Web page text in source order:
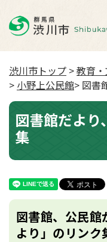
渋川市トップ >教育
> 小野上公民館> 図書
図書館だより
集
図書館、公民館
より」のリンク